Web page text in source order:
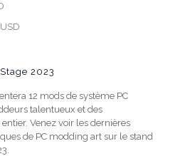
2023
12 mods de système PC
talentueux et des
Venez voir les dernières
de PC modding art sur le stand